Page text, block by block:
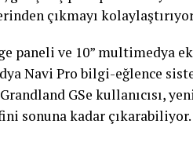
çıkmayı
paneli ve 10” multimedya
Navi Pro bilgi-eğlence
GSe kullanıcısı,
sonuna kadar çıkarabiliyor.